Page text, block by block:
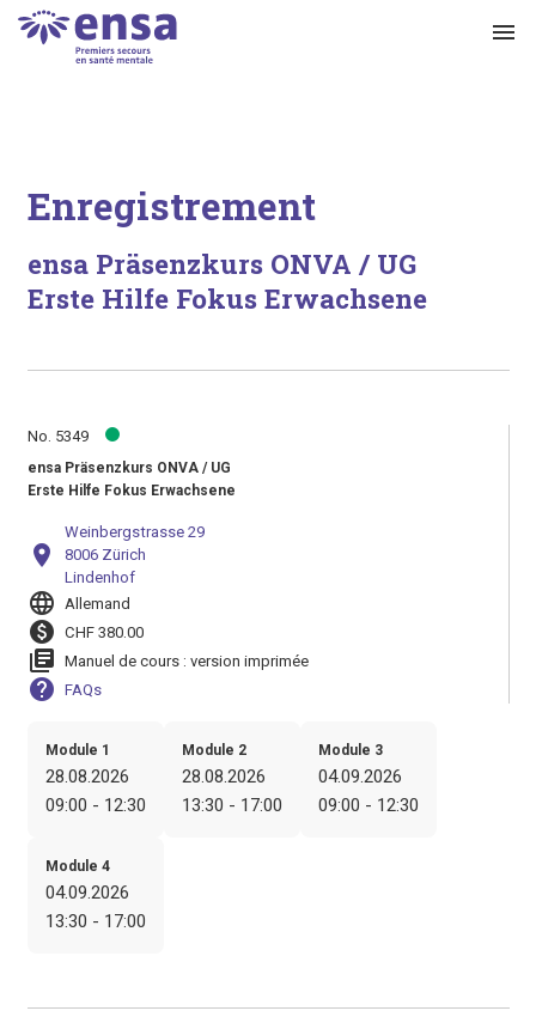
menu
Enregistrement
ensa Präsenzkurs ONVA / UG
Erste Hilfe Fokus Erwachsene
No. 5349
ensa Präsenzkurs ONVA / UG
Erste Hilfe Fokus Erwachsene
location_on
Weinbergstrasse 29
8006 Zürich
Lindenhof
language Allemand
paid CHF 380.00
library_books Manuel de cours : version imprimée
help FAQs
Module 1
28.08.2026
09:00 - 12:30
Module 2
28.08.2026
13:30 - 17:00
Module 3
04.09.2026
09:00 - 12:30
Module 4
04.09.2026
13:30 - 17:00